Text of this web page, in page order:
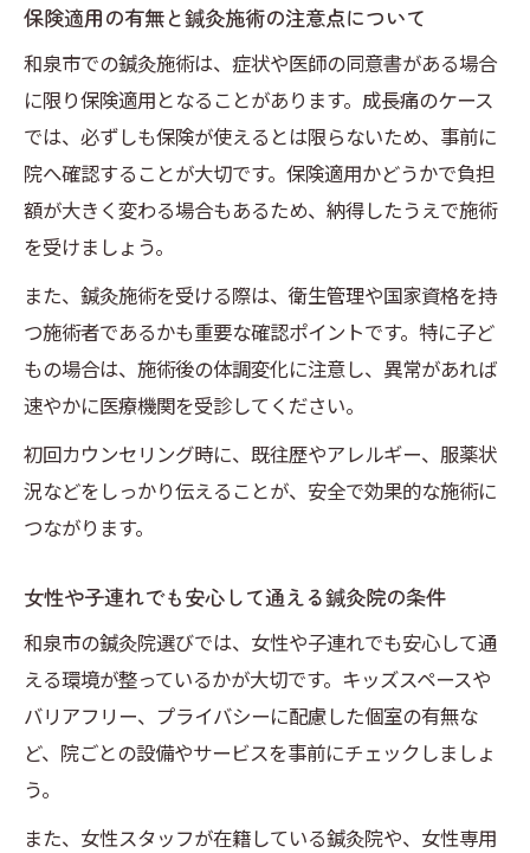
保険適用の有無と鍼灸施術の注意点について
和泉市での鍼灸施術は、症状や医師の同意書がある場合
に限り保険適用となることがあります。成長痛のケース
では、必ずしも保険が使えるとは限らないため、事前に
院へ確認することが大切です。保険適用かどうかで負担
額が大きく変わる場合もあるため、納得したうえで施術
を受けましょう。
また、鍼灸施術を受ける際は、衛生管理や国家資格を持
つ施術者であるかも重要な確認ポイントです。特に子ど
もの場合は、施術後の体調変化に注意し、異常があれば
速やかに医療機関を受診してください。
初回カウンセリング時に、既往歴やアレルギー、服薬状
況などをしっかり伝えることが、安全で効果的な施術に
つながります。
女性や子連れでも安心して通える鍼灸院の条件
和泉市の鍼灸院選びでは、女性や子連れでも安心して通
える環境が整っているかが大切です。キッズスペースや
バリアフリー、プライバシーに配慮した個室の有無な
ど、院ごとの設備やサービスを事前にチェックしましょ
う。
また、女性スタッフが在籍している鍼灸院や、女性専用